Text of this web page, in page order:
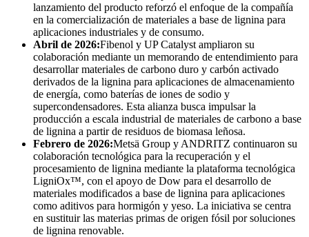
lanzamiento del producto reforzó el enfoque de la compañía
en la comercialización de materiales a base de lignina para
aplicaciones industriales y de consumo.
Abril de 2026:Fibenol y UP Catalyst ampliaron su
colaboración mediante un memorando de entendimiento para
desarrollar materiales de carbono duro y carbón activado
derivados de la lignina para aplicaciones de almacenamiento
de energía, como baterías de iones de sodio y
supercondensadores. Esta alianza busca impulsar la
producción a escala industrial de materiales de carbono a base
de lignina a partir de residuos de biomasa leñosa.
Febrero de 2026:Metsä Group y ANDRITZ continuaron su
colaboración tecnológica para la recuperación y el
procesamiento de lignina mediante la plataforma tecnológica
LigniOx™, con el apoyo de Dow para el desarrollo de
materiales modificados a base de lignina para aplicaciones
como aditivos para hormigón y yeso. La iniciativa se centra
en sustituir las materias primas de origen fósil por soluciones
de lignina renovable.